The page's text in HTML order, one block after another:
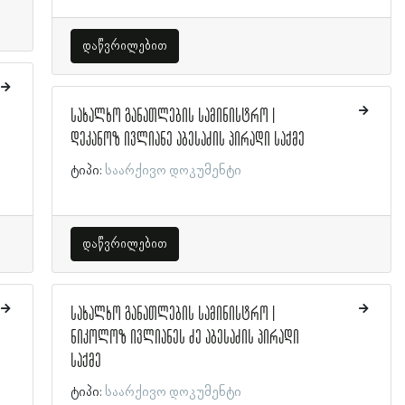
დაწვრილებით
სახალხო განათლების სამინისტრო |
დეკანოზ ივლიანე აბესაძის პირადი საქმე
ტიპი: საარქივო დოკუმენტი
დაწვრილებით
სახალხო განათლების სამინისტრო |
ნიკოლოზ ივლიანეს ძე აბესაძის პირადი
საქმე
ტიპი: საარქივო დოკუმენტი